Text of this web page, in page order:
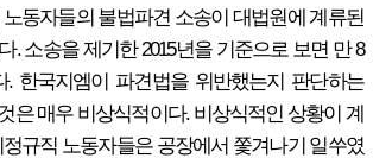
동자들의 불법파견 소송이 대법원에 계류된
. 소송을 제기한 2015년을 기준으로 보면 만 8
. 한국지엠이 파견법을 위반했는지 판단하는
은 매우 비상식적이다. 비상식적인 상황이 계
규직 노동자들은 공장에서 쫓겨나기 일쑤였